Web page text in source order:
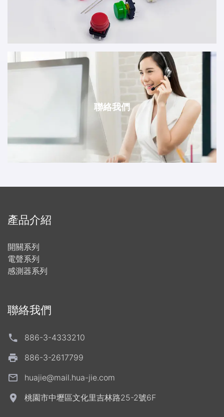
聯絡我們
產品介紹
開關系列
電聲系列
感測器系列
聯絡我們
886-3-4333210
886-3-2617799
huajie@mail.hua-jie.com
桃園市中壢區文化里吉林路25-2號6F